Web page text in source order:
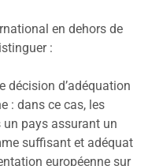
en dehors de
:
décision d’adéquation
: dans ce cas, les
pays assurant un
suffisant et adéquat
européenne sur